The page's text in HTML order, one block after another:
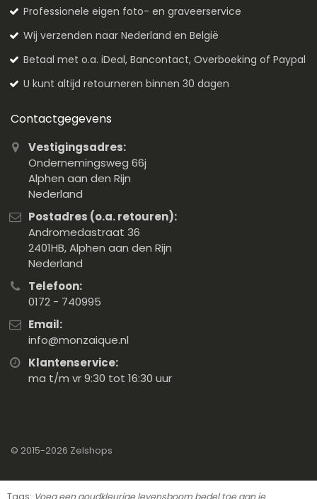
Professionele eigen foto- en graveerservice
Wij verzenden naar Nederland en België
Betaal met o.a. iDeal, Bancontact, Overboeking of Paypal
U kunt altijd retourneren binnen 30 dagen
Contactgegevens
Vestigingsadres:
Ondernemingsweg 66j
Alphen aan den Rijn
Nederland
Postadres (o.a. retouren):
Andromedastraat 36
2401HB, Alphen aan den Rijn
Nederland
Telefoon:
0172 - 740995
Email:
info@monzaique.nl
Klantenservice:
ma t/m vr 9:30 tot 16:30 uur
© 2015-2026 Zelshops